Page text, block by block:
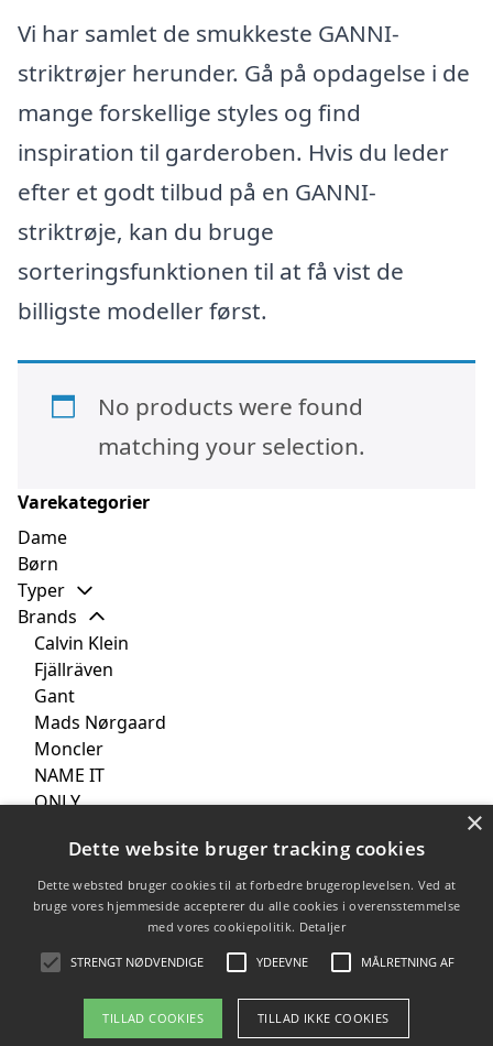
Vi har samlet de smukkeste GANNI-
striktrøjer herunder. Gå på opdagelse i de
mange forskellige styles og find
inspiration til garderoben. Hvis du leder
efter et godt tilbud på en GANNI-
striktrøje, kan du bruge
sorteringsfunktionen til at få vist de
billigste modeller først.
No products were found
matching your selection.
Varekategorier
Dame
Børn
Typer
Brands
Calvin Klein
Fjällräven
Gant
Mads Nørgaard
Moncler
NAME IT
ONLY
Tommy Hilfiger
Vero Moda
Vila
Tilbud
×
Dette website bruger tracking cookies
Dette websted bruger cookies til at forbedre brugeroplevelsen. Ved at
bruge vores hjemmeside accepterer du alle cookies i overensstemmelse
med vores cookiepolitik. Detaljer
STRENGT NØDVENDIGE YDEEVNE MÅLRETNING AF
TILLAD COOKIES TILLAD IKKE COOKIES